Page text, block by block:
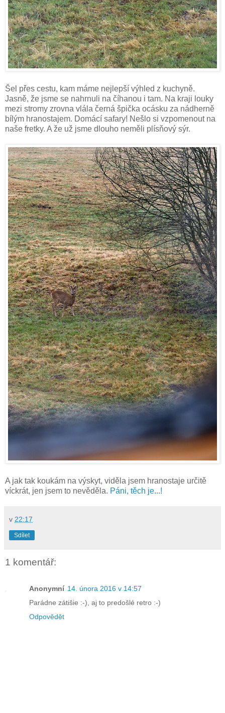
Šel přes cestu, kam máme nejlepší výhled z kuchyně.
Jasně, že jsme se nahrnuli na číhanou i tam. Na kraji louky
mezi stromy zrovna vlála černá špička ocásku za nádherně
bílým hranostajem. Domácí safary! Nešlo si vzpomenout na
naše fretky. A že už jsme dlouho neměli plísňový sýr.
A jak tak koukám na výskyt, viděla jsem hranostaje určitě
víckrát, jen jsem to nevěděla. Páni, těch je...!
v 22:17
Sdílet
1 komentář:
Anonymní 14. února 2016 v 14:57
Parádne zátišie :-), aj to predošlé retro :-)
Odpovědět